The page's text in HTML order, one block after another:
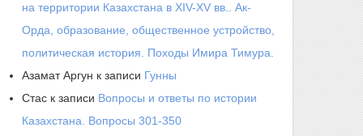
на территории Казахстана в XIV-XV вв.. Ак-
Орда, образование, общественное устройство,
политическая история. Походы Имира Тимура.
Азамат Аргун к записи Гунны
Стас к записи Вопросы и ответы по истории
Казахстана. Вопросы 301-350